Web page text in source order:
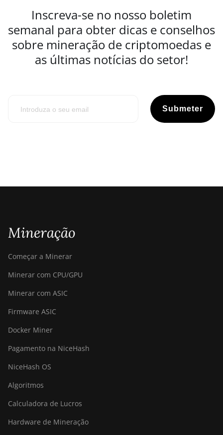
Inscreva-se no nosso boletim
semanal para obter dicas e conselhos
sobre mineração de criptomoedas e
as últimas notícias do setor!
Submeter
Mineração
Começar a Minerar
Minerar com CPU/GPU
Minerar com ASIC
Firmware ASIC
Docker Miner
Pagamento na NiceHash
NiceHash OS
Algoritmos
Calculadora de Lucros
Hardware de Mineração